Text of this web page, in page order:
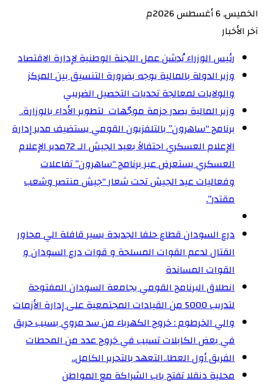
الخميس, 6 أغسطس 2026م
آخر الأخبار
رئيس الوزراء يُدشن عمل اللجنة الوطنية لإدارة الاقتصاد
وزير الدولة بالمالية يوجه بضرورة التنسيق بين المركز
والولايات لمعالجة تحديات التحصيل الضريبي‏
وزير المالية يصدر حزمة موجّهات لتطوير الأداء بالوزارة. ‏
برنامج “ساهرون” بالتلفزيون القومي يستضيف مدير إدارة
الإعلام العسكري احتفالاً بعيد الجيش الـ 72‏مدير الإعلام
العسكري يستعرض عبر برنامج “ساهرون” تفاعلات
وفعاليات عيد الجيش تحت شعار “جيش منتصر وشعب
مقتدر”.
درع السودان قطاع حلفا الجديدة يسير قافلة الي محاور
القتال لدعم القوات المسلحة و قوات درع السودان و
القوات المساندة
انطلاق البرنامج القومي بجامعة السودان المفتوحة
لتدريب 5000 من القيادات المجتمعية على إدارة الأزمات
والي الخرطوم : خروج الكهرباء من سد مروي بسبب حريق
في بعض الكابلات تسبب في خروج عدد من المحطات
الفريق أول العطا..التعهد بالتحرير الكامل..
محلية دنقلا تفتح باب الشراكة مع المواطن